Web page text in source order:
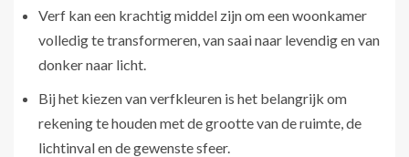
Verf kan een krachtig middel zijn om een woonkamer
volledig te transformeren, van saai naar levendig en van
donker naar licht.
Bij het kiezen van verfkleuren is het belangrijk om
rekening te houden met de grootte van de ruimte, de
lichtinval en de gewenste sfeer.